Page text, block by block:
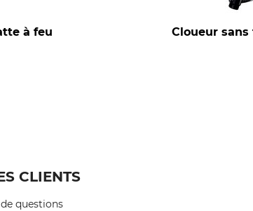
à feu Cloueur sans
CLIENTS
questions